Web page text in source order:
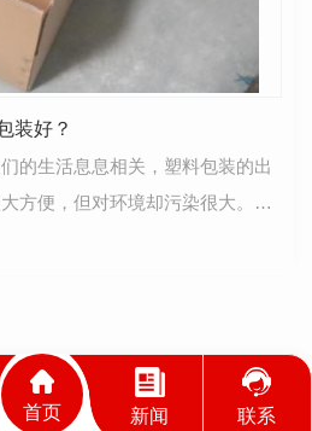
装好？
的生活息息相关，塑料包装的出
方便，但对环境却污染很大。近
渐流行，简单的包装，个性…
首页 新闻 联系